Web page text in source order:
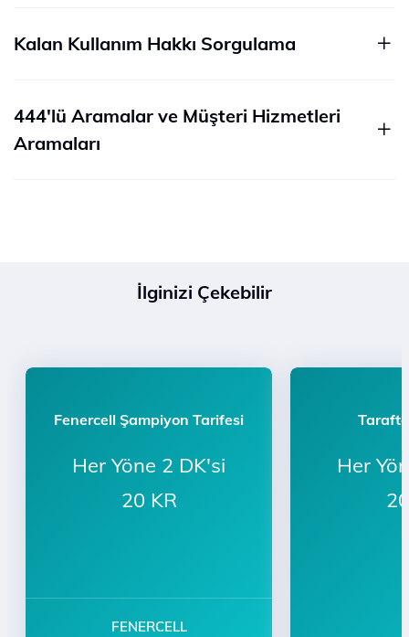
Kalan Kullanım Hakkı Sorgulama
444'lü Aramalar ve Müşteri Hizmetleri
Aramaları
İlginizi Çekebilir
Fenercell Şampiyon Tarifesi
Her Yöne 2 DK'si
20 KR
FENERCELL
Her